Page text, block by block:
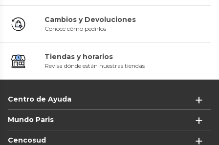
Cambios y Devoluciones
Conoce cómo pedirlos
Tiendas y horarios
Revisa dónde están nuestras tiendas
Centro de Ayuda
Mundo Paris
Cencosud